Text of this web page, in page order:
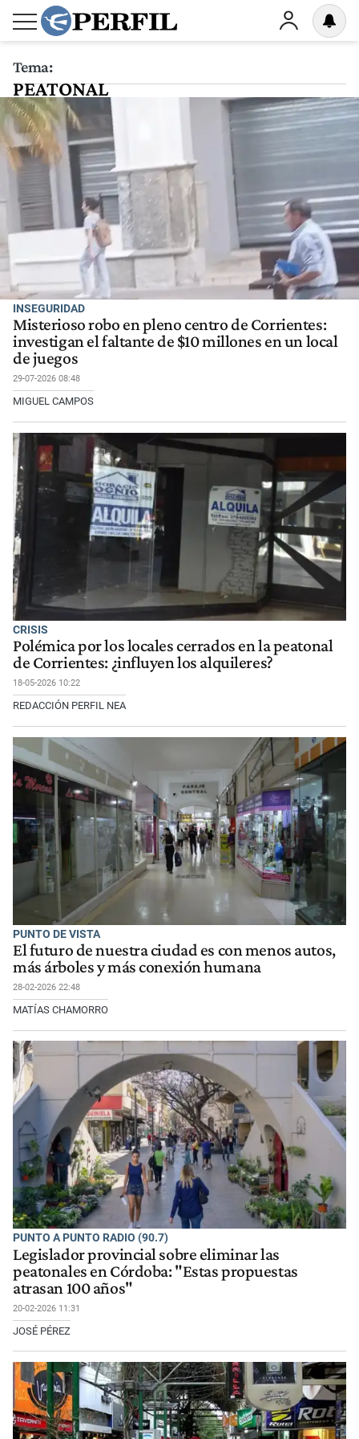
Tema:
PEATONAL
INSEGURIDAD
Misterioso robo en pleno centro de Corrientes:
investigan el faltante de $10 millones en un local
de juegos
29-07-2026 08:48
MIGUEL CAMPOS
CRISIS
Polémica por los locales cerrados en la peatonal
de Corrientes: ¿influyen los alquileres?
18-05-2026 10:22
REDACCIÓN PERFIL NEA
PUNTO DE VISTA
El futuro de nuestra ciudad es con menos autos,
más árboles y más conexión humana
28-02-2026 22:48
MATÍAS CHAMORRO
PUNTO A PUNTO RADIO (90.7)
Legislador provincial sobre eliminar las
peatonales en Córdoba: "Estas propuestas
atrasan 100 años"
20-02-2026 11:31
JOSÉ PÉREZ